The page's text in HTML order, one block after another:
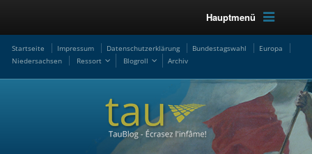
Hauptmenü
Startseite Impressum Datenschutzerklärung Bundestagswahl
Europa
Niedersachsen
Ressort Blogroll Archiv